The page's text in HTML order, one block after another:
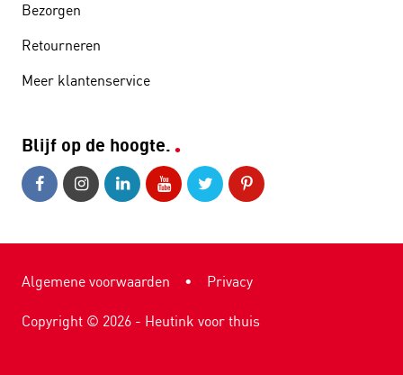
Bezorgen
Retourneren
Meer klantenservice
Blijf op de hoogte.
Algemene voorwaarden • Privacy
Copyright © 2026 - Heutink voor thuis